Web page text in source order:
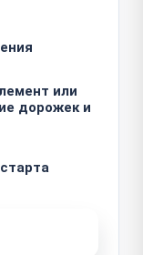
или
дорожек и